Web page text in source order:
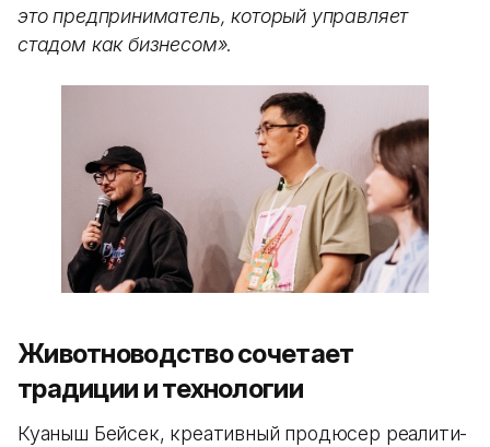
это предприниматель, который управляет
стадом как бизнесом».
Животноводство сочетает
традиции и технологии
Куаныш Бейсек, креативный продюсер реалити-